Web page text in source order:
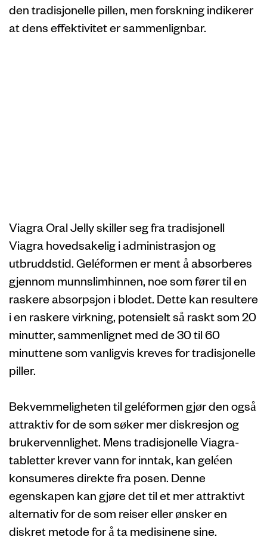
den tradisjonelle pillen, men forskning indikerer
at dens effektivitet er sammenlignbar.
Viagra Oral Jelly skiller seg fra tradisjonell
Viagra hovedsakelig i administrasjon og
utbruddstid. Geléformen er ment å absorberes
gjennom munnslimhinnen, noe som fører til en
raskere absorpsjon i blodet. Dette kan resultere
i en raskere virkning, potensielt så raskt som 20
minutter, sammenlignet med de 30 til 60
minuttene som vanligvis kreves for tradisjonelle
piller.
Bekvemmeligheten til geléformen gjør den også
attraktiv for de som søker mer diskresjon og
brukervennlighet. Mens tradisjonelle Viagra-
tabletter krever vann for inntak, kan geléen
konsumeres direkte fra posen. Denne
egenskapen kan gjøre det til et mer attraktivt
alternativ for de som reiser eller ønsker en
diskret metode for å ta medisinene sine.